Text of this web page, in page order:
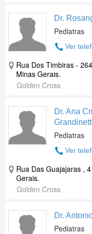
Dr.
Pediatras
Ver
Rua Dos Timbiras -
Minas Gerais.
Golden Cross
Dr. Ana
Pediatras
Ver
Rua Das Guajajaras ,
Gerais.
Golden Cross
Dr.
Pediatras